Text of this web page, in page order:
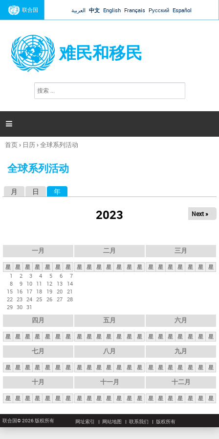
Jump to navigation
联合国 العربية 中文 English Français Русский Español
难民和移民
搜
索

你
这
首页› 日历›全球系列活动
全球系列活动
月 日 年
2023 Next »
一月
星 星 星 星 星 星
星
1
2 3 4 5 6
7
8
9 10 11 12 13
14
15 16 17 18 19 20 21
22 23 24 25 26 27 28
29 30 31
二月
星 星 星 星 星 星 星
三月
星 星 星 星 星 星 星
四月
星 星 星 星 星 星 星
五月
星 星 星 星 星 星 星
六月
星 星 星 星 星 星 星
七月
星 星 星 星 星 星 星
八月
星 星 星 星 星 星 星
九月
星 星 星 星 星 星 星
十月
星 星 星 星 星 星 星
十一月
星 星 星 星 星 星 星
十二月
星 星 星 星 星 星 星
联合国© 2026 版权所有 网址索引 网站地图 联系我们 版权所有